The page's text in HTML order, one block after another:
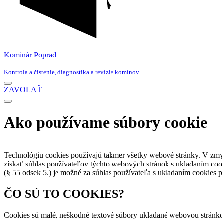
Kominár Poprad
Kontrola a čistenie, diagnostika a revízie komínov
Menu
navigácie
ZAVOLAŤ
Menu
Ako používame súbory cookie
Technológiu cookies používajú takmer všetky webové stránky. V
získať súhlas používateľov týchto webových stránok s ukladaním
(§ 55 odsek 5.) je možné za súhlas používateľa s ukladaním
ČO SÚ TO COOKIES?
Cookies sú malé, neškodné textové súbory ukladané webovou